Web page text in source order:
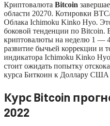
Криптовалюта Bitcoin
области 20270. Котировки
Облака Ichimoku Kinko Hyo.
боковой тенденции по Bitcoin.
криптовалюты на неделю 1 —
развитие бычьей коррекции и
индикатора Ichimoku Kinko
стоит ожидать попытку
курса Биткоин к Доллару США
Курс Bitcoin
2022